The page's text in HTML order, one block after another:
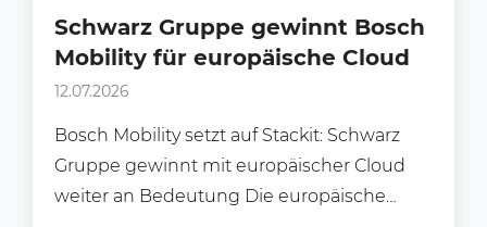
Schwarz Gruppe gewinnt Bosch
Mobility für europäische Cloud
12.07.2026
Bosch Mobility setzt auf Stackit: Schwarz
Gruppe gewinnt mit europäischer Cloud
weiter an Bedeutung Die europäische